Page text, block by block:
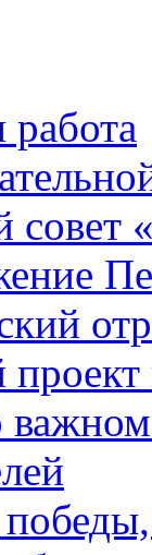
работа
совет